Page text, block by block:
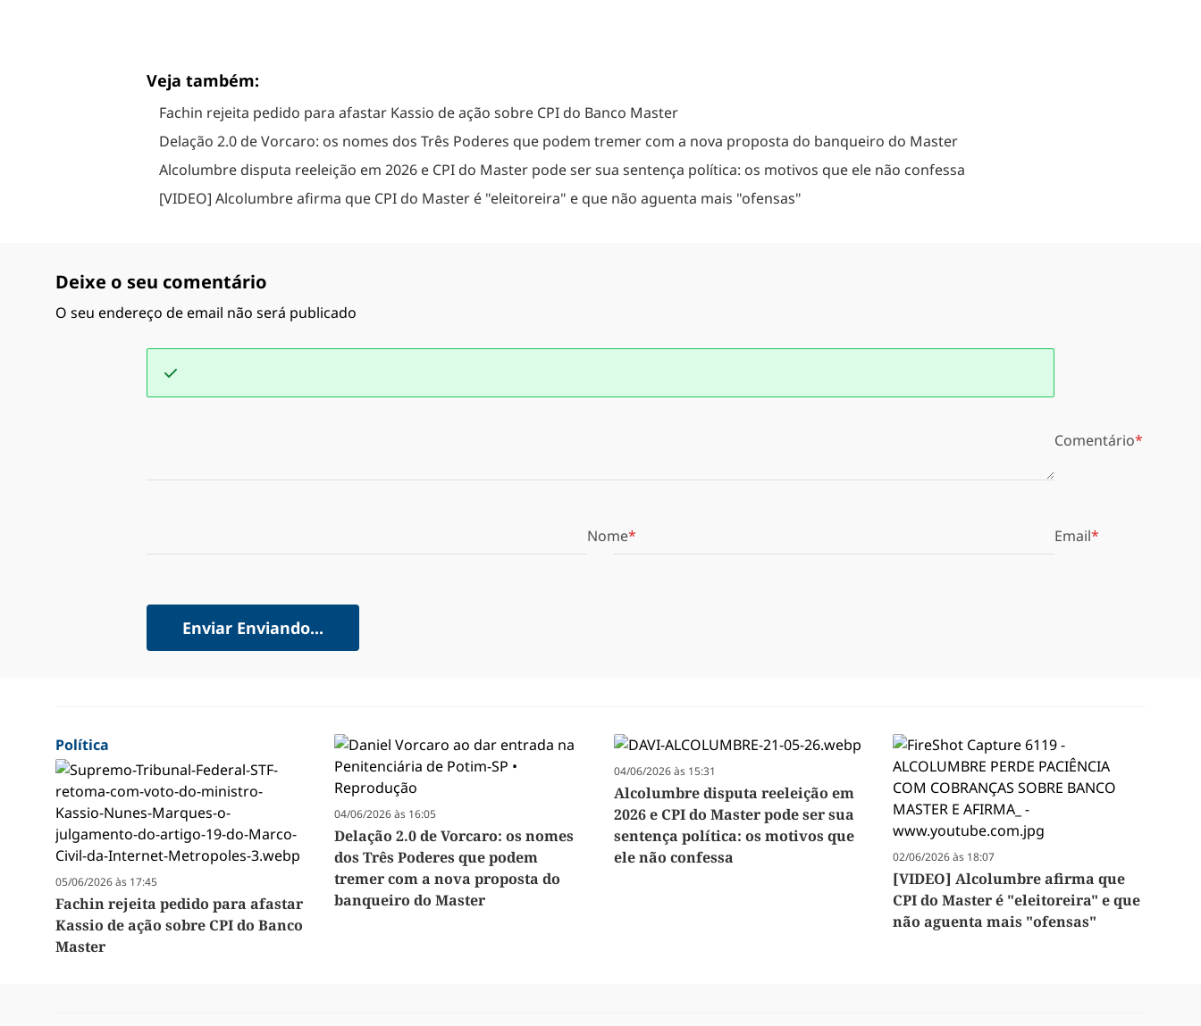
Veja também:
Fachin rejeita pedido para afastar Kassio de ação sobre CPI do Banco Master
Delação 2.0 de Vorcaro: os nomes dos Três Poderes que podem tremer com a nova proposta do banqueiro do Master
Alcolumbre disputa reeleição em 2026 e CPI do Master pode ser sua sentença política: os motivos que ele não confessa
[VIDEO] Alcolumbre afirma que CPI do Master é "eleitoreira" e que não aguenta mais "ofensas"
Deixe o seu comentário
O seu endereço de email não será publicado
Comentário
Nome Email
Enviar Enviando...
Política
05/06/2026 às 17:45
Fachin rejeita pedido para afastar
Kassio de ação sobre CPI do Banco
Master
04/06/2026 às 16:05
Delação 2.0 de Vorcaro: os nomes
dos Três Poderes que podem
tremer com a nova proposta do
banqueiro do Master
04/06/2026 às 15:31
Alcolumbre disputa reeleição em
2026 e CPI do Master pode ser sua
sentença política: os motivos que
ele não confessa
02/06/2026 às 18:07
[VIDEO] Alcolumbre afirma que
CPI do Master é "eleitoreira" e que
não aguenta mais "ofensas"